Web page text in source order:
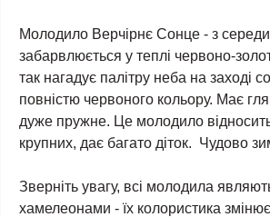
Молодило Верчірнє Сонце - з
забарвлюється у теплі червоно-
так нагадує палітру неба на заході
повністю червоного кольору. Має
дуже пружне. Це молодило
крупних, дає багато діток. Чудово
Зверніть увагу, всі молодила
хамелеонами - їх колористика